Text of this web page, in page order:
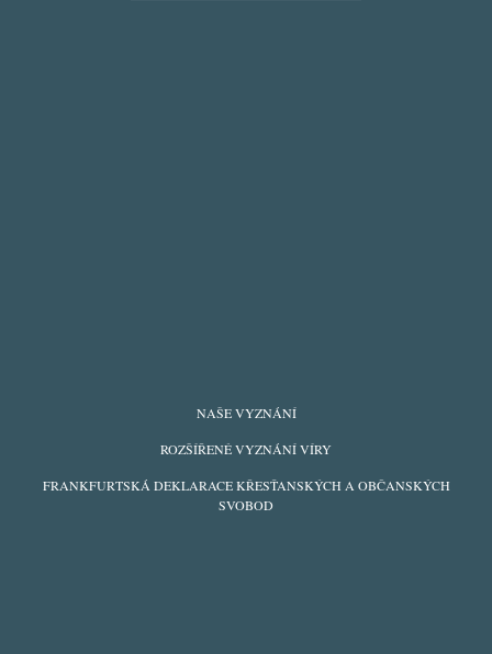
NAŠE VYZNÁNÍ
ROZŠÍŘENÉ VYZNÁNÍ VÍRY
FRANKFURTSKÁ DEKLARACE KŘESŤANSKÝCH A OBČANSKÝCH
SVOBOD